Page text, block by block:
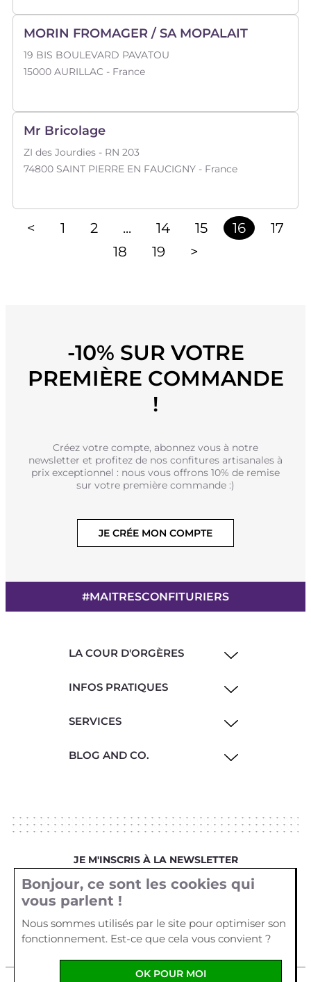
MORIN FROMAGER / SA MOPALAIT
19 BIS BOULEVARD PAVATOU
15000 AURILLAC - France
Mr Bricolage
ZI des Jourdies - RN 203
74800 SAINT PIERRE EN FAUCIGNY - France
< 1 2 ... 14 15 16
17
18
19 >
-10% SUR VOTRE
PREMIÈRE COMMANDE
!
Créez votre compte, abonnez vous à notre
newsletter et profitez de nos confitures artisanales à
prix exceptionnel : nous vous offrons 10% de remise
sur votre première commande :)
JE CRÉE MON COMPTE
#MAITRESCONFITURIERS
LA COUR D'ORGÈRES
INFOS PRATIQUES
SERVICES
BLOG AND CO.
JE M'INSCRIS À LA NEWSLETTER
Votre email
Bonjour, ce sont les cookies qui
vous parlent !
Nous sommes utilisés par le site pour optimiser son
fonctionnement. Est-ce que cela vous convient ?
OK POUR MOI